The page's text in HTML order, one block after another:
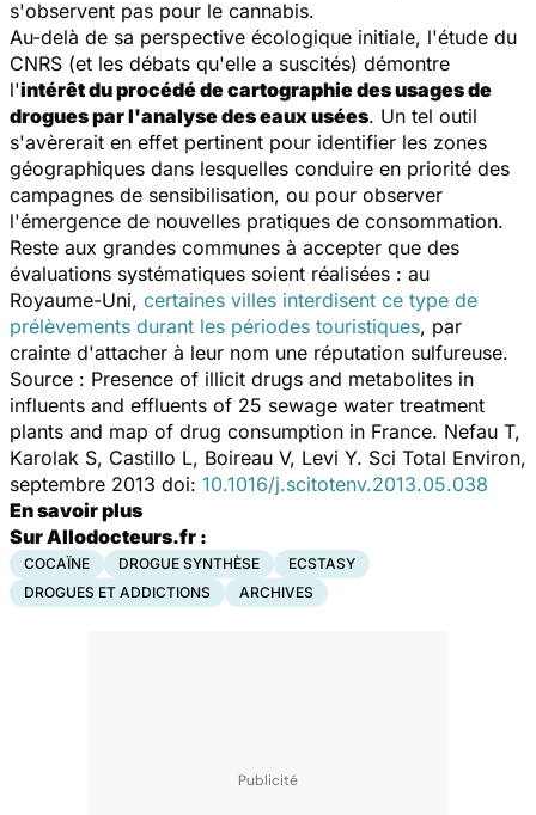
s'observent pas pour le cannabis.
Au-delà de sa perspective écologique initiale, l'étude du
CNRS (et les débats qu'elle a suscités) démontre
l'intérêt du procédé de cartographie des usages de
drogues par l'analyse des eaux usées. Un tel outil
s'avèrerait en effet pertinent pour identifier les zones
géographiques dans lesquelles conduire en priorité des
campagnes de sensibilisation, ou pour observer
l'émergence de nouvelles pratiques de consommation.
Reste aux grandes communes à accepter que des
évaluations systématiques soient réalisées : au
Royaume-Uni, certaines villes interdisent ce type de
prélèvements durant les périodes touristiques, par
crainte d'attacher à leur nom une réputation sulfureuse.
Source : Presence of illicit drugs and metabolites in
influents and effluents of 25 sewage water treatment
plants and map of drug consumption in France. Nefau T,
Karolak S, Castillo L, Boireau V, Levi Y. Sci Total Environ,
septembre 2013 doi: 10.1016/j.scitotenv.2013.05.038
En savoir plus
Sur Allodocteurs.fr :
COCAÏNE DROGUE SYNTHÈSE
ECSTASY
DROGUES ET ADDICTIONS
ARCHIVES